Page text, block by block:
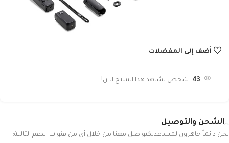
أضف إلى المفضلات
43 شخص يشاهد هذا المنتج الآن!
الشحن والتوصيل
نحن دائماً جاهزون لمساعدتكتواصل معنا من خلال أي من قنوات الدعم التالية: